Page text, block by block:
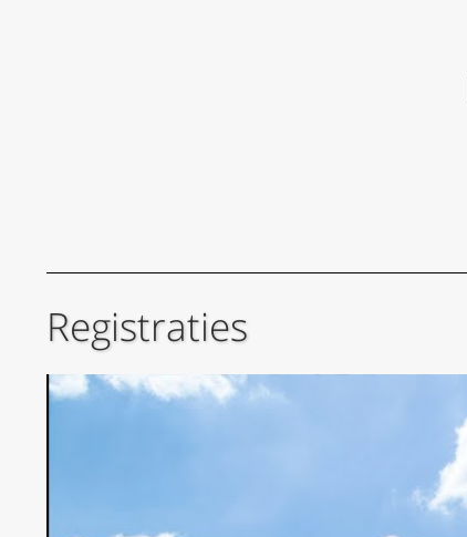
Registraties